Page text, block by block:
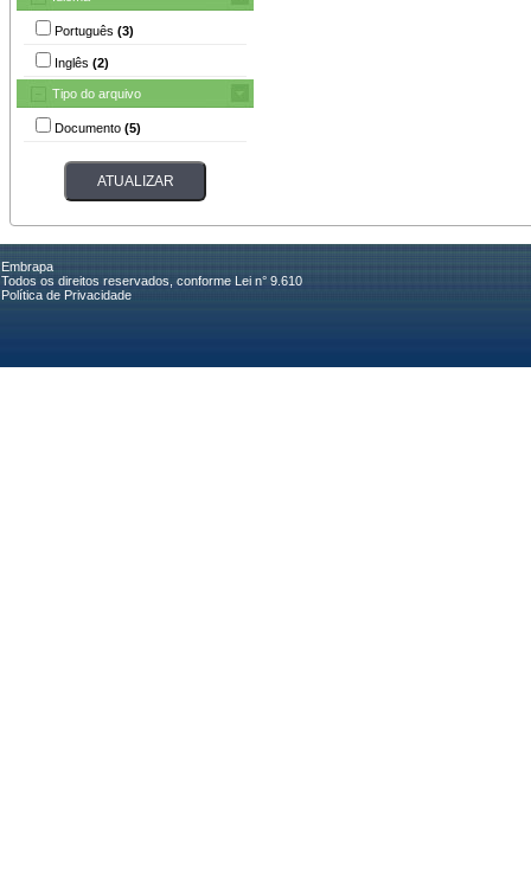
Português (3)
Inglês (2)
Tipo do arquivo
Documento (5)
Embrapa
Todos os direitos reservados, conforme Lei n° 9.610
Política de Privacidade